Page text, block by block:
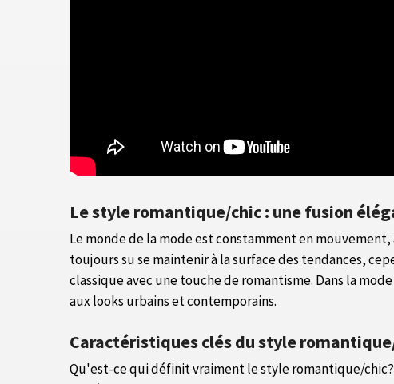
Le style romantique/chic : une fusion
Le monde de la mode est constamment en
toujours su se maintenir à la surface des tendances,
classique avec une touche de romantisme. Dans la
aux looks urbains et contemporains.
Caractéristiques clés du style
Qu'est-ce qui définit vraiment le style romantique/